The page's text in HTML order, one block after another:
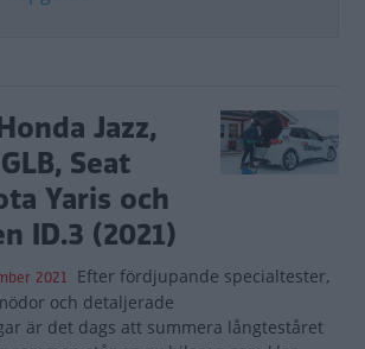
Jazz,
Seat
Yaris och
ID.3 (2021)
2021 Efter fördjupande specialtester,
och detaljerade
är det dags att summera långteståret